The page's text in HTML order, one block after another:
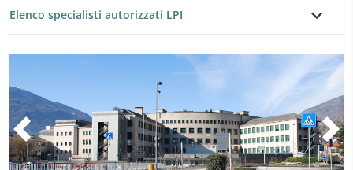
Elenco specialisti autorizzati LPI
Precedente